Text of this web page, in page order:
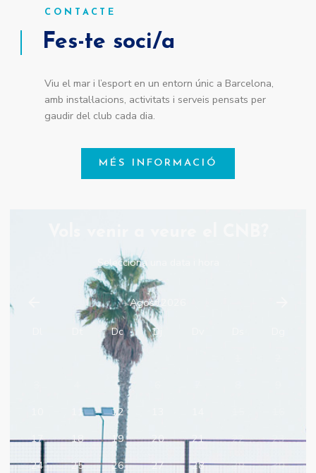
CONTACTE
Fes-te soci/a
Viu el mar i l’esport en un entorn únic a Barcelona,
amb instal·lacions, activitats i serveis pensats per
gaudir del club cada dia.
MÉS INFORMACIÓ
Selecciona una data i hora
Agost 2026
Dt Dc Dj
5
11 12
17
18 19 20 21 22
23
24
25 26 27 28 29
30